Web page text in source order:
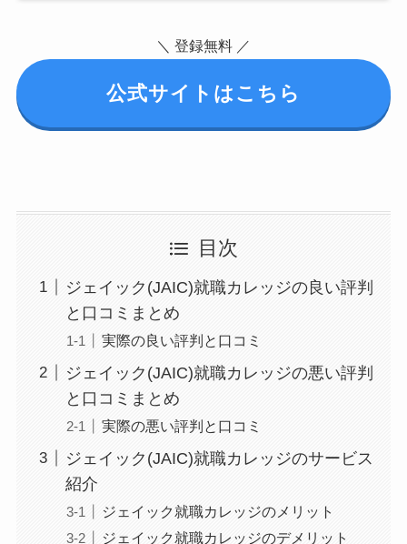
＼ 登録無料 ／
公式サイトはこちら
目次
ジェイック(JAIC)就職カレッジの良い評判
と口コミまとめ
実際の良い評判と口コミ
ジェイック(JAIC)就職カレッジの悪い評判
と口コミまとめ
実際の悪い評判と口コミ
ジェイック(JAIC)就職カレッジのサービス
紹介
ジェイック就職カレッジのメリット
ジェイック就職カレッジのデメリット